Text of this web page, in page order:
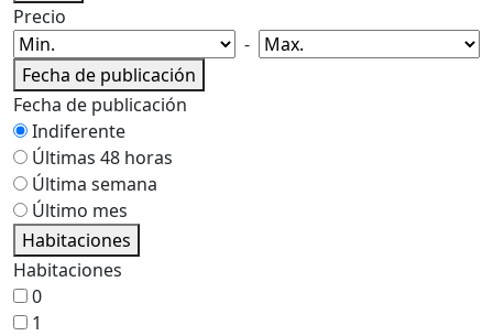
Precio
-
Fecha de publicación
Fecha de publicación
Indiferente
Últimas 48 horas
Última semana
Último mes
Habitaciones
Habitaciones
0
1